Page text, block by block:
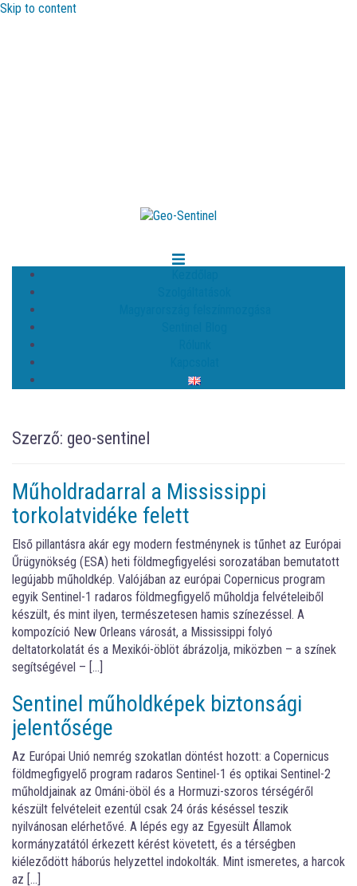
Skip to content
Szerző: geo-sentinel
Műholdradarral a Mississippi
torkolatvidéke felett
Első pillantásra akár egy modern festménynek is tűnhet az Európai
Űrügynökség (ESA) heti földmegfigyelési sorozatában bemutatott
legújabb műholdkép. Valójában az európai Copernicus program
egyik Sentinel-1 radaros földmegfigyelő műholdja felvételeiből
készült, és mint ilyen, természetesen hamis színezéssel. A
kompozíció New Orleans városát, a Mississippi folyó
deltatorkolatát és a Mexikói-öblöt ábrázolja, miközben – a színek
segítségével – […]
Sentinel műholdképek biztonsági
jelentősége
Az Európai Unió nemrég szokatlan döntést hozott: a Copernicus
földmegfigyelő program radaros Sentinel-1 és optikai Sentinel-2
műholdjainak az Ománi-öböl és a Hormuzi-szoros térségéről
készült felvételeit ezentúl csak 24 órás késéssel teszik
nyilvánosan elérhetővé. A lépés egy az Egyesült Államok
kormányzatától érkezett kérést követett, és a térségben
kiéleződött háborús helyzettel indokolták. Mint ismeretes, a harcok
az […]